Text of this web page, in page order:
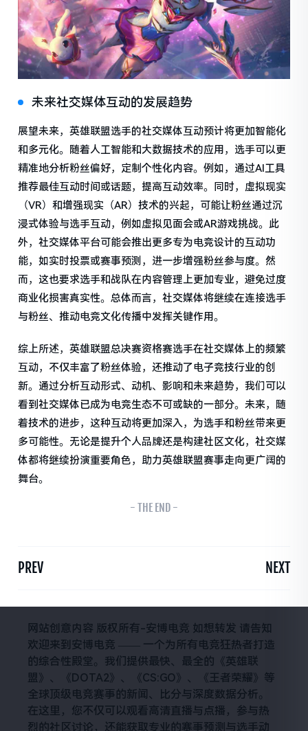
未来社交媒体互动的发展趋势
展望未来，英雄联盟选手的社交媒体互动预计将更加智能化
和多元化。随着人工智能和大数据技术的应用，选手可以更
精准地分析粉丝偏好，定制个性化内容。例如，通过AI工具
推荐最佳互动时间或话题，提高互动效率。同时，虚拟现实
（VR）和增强现实（AR）技术的兴起，可能让粉丝通过沉
浸式体验与选手互动，例如虚拟见面会或AR游戏挑战。此
外，社交媒体平台可能会推出更多专为电竞设计的互动功
能，如实时投票或赛事预测，进一步增强粉丝参与度。然
而，这也要求选手和战队在内容管理上更加专业，避免过度
商业化损害真实性。总体而言，社交媒体将继续在连接选手
与粉丝、推动电竞文化传播中发挥关键作用。
综上所述，英雄联盟总决赛资格赛选手在社交媒体上的频繁
互动，不仅丰富了粉丝体验，还推动了电子竞技行业的创
新。通过分析互动形式、动机、影响和未来趋势，我们可以
看到社交媒体已成为电竞生态不可或缺的一部分。未来，随
着技术的进步，这种互动将更加深入，为选手和粉丝带来更
多可能性。无论是提升个人品牌还是构建社区文化，社交媒
体都将继续扮演重要角色，助力英雄联盟赛事走向更广阔的
舞台。
- THE END -
PREV NEXT
网站创意内容 版权所有-安博电竞 如想转发 请告知
欢迎来到安博电竞 —— 一个为所有电竞狂热者打造
的综合性殿堂。我们提供最快、最全的《英雄联
盟》、《DOTA2》、《CS:GO》、《王者荣耀》等
全球顶级电竞赛事的新闻、比分与深度数据分析。
在这里，您不仅可以观看高清直播与点播，参与热
烈的社区讨论，还能获取专业的赛事预测与选手动